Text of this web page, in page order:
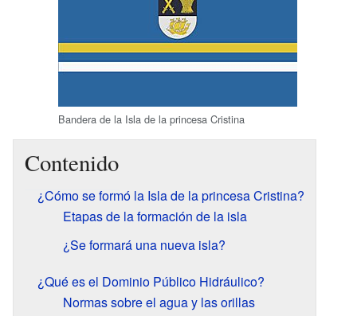
Bandera de la Isla de la princesa Cristina
Contenido
¿Cómo se formó la Isla de la princesa Cristina?
Etapas de la formación de la isla
¿Se formará una nueva isla?
¿Qué es el Dominio Público Hidráulico?
Normas sobre el agua y las orillas